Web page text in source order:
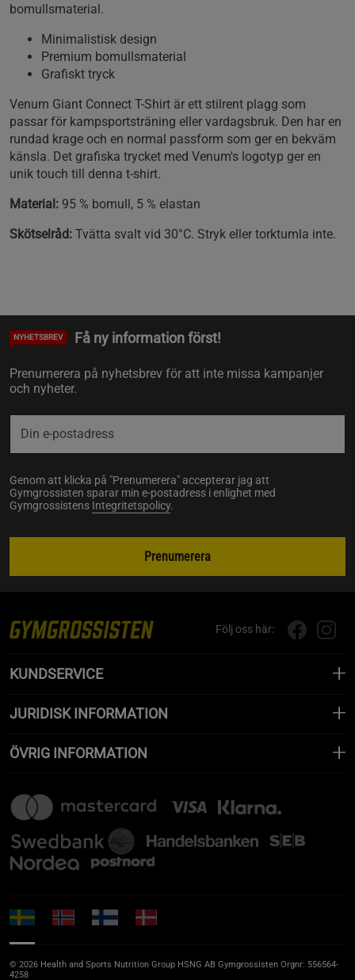
bomullsmaterial.
Minimalistisk design
Premium bomullsmaterial
Grafiskt tryck
Venum Giant Connect T-Shirt är ett stilrent plagg som
passar för kampsportsträning eller vardagsbruk. Den har en
rundad krage och en normal passform som ger en bekväm
känsla. Det grafiska trycket med Venum's logotyp ger en
unik touch till denna t-shirt.
Material: 95 % bomull, 5 % elastan
Skötselråd: Tvätta svalt vid 30°C. Stryk eller torktumla inte.
NYHETSBREV Få ny information först!
Prenumerera på nyhetsbrev för att inte missa kampanjer
och nyheter.
Genom att klicka på "Prenumerera" accepterar jag att
Gymgrossisten sparar min e-postadress i enlighet med
Gymgrossistens Integritetspolicy.
Prenumerera
Följ oss här:
KUNDSERVICE
JURIDISK INFORMATION
ÖVRIG INFORMATION
© 2026 Health and Sports Nutrition Group HSNG AB Gymgrossisten Orgnr: 556564-
4258